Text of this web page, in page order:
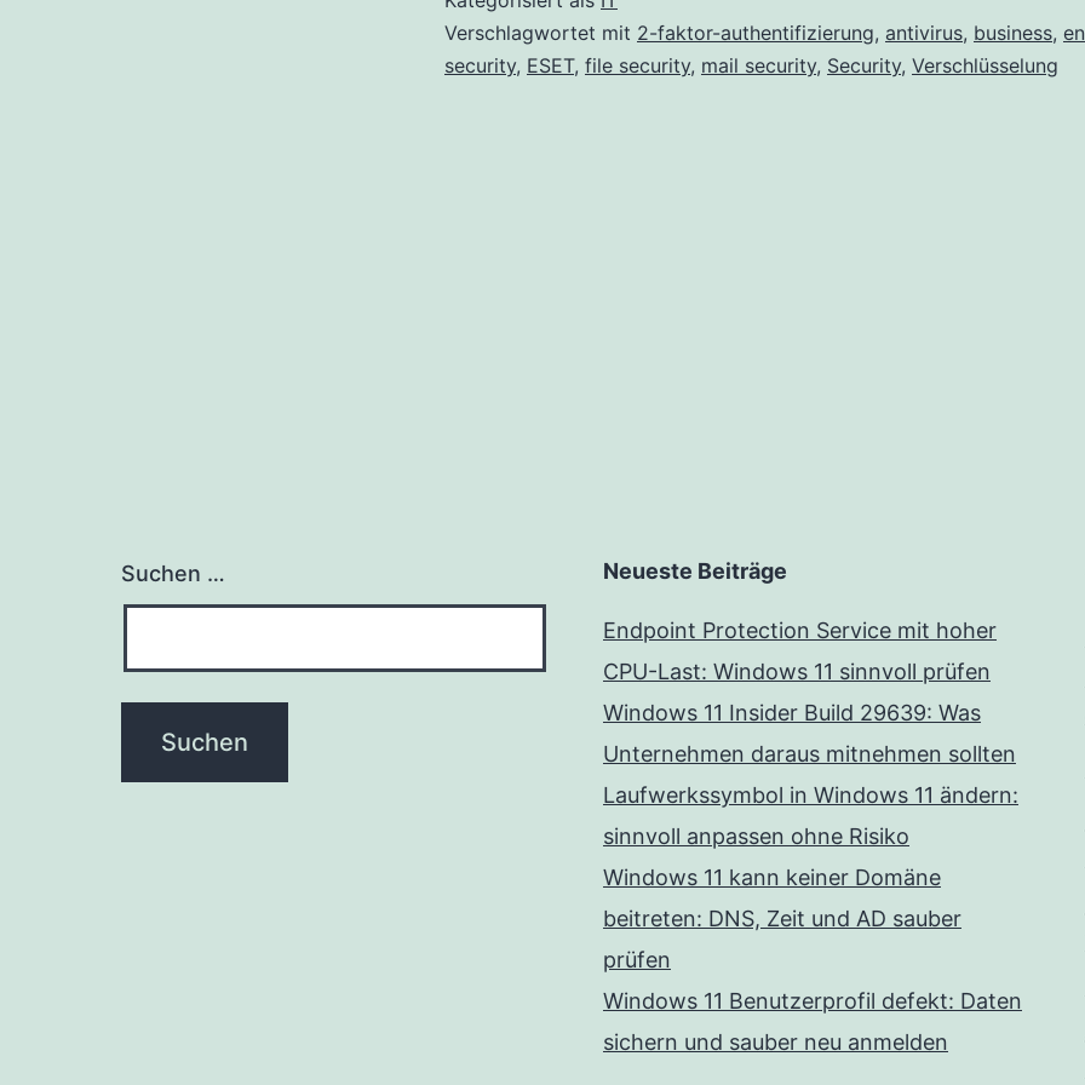
veröffentlicht
Verschlagwortet mit 2-faktor-authentifizierung, antivirus, business,
security, ESET, file security, mail security, Security, Verschlüsselung
Suchen … Neueste Beiträge
Endpoint Protection Service mit hoher
CPU-Last: Windows 11 sinnvoll prüfen
Windows 11 Insider Build 29639: Was
Unternehmen daraus mitnehmen sollten
Laufwerkssymbol in Windows 11 ändern:
sinnvoll anpassen ohne Risiko
Windows 11 kann keiner Domäne
beitreten: DNS, Zeit und AD sauber
prüfen
Windows 11 Benutzerprofil defekt: Daten
sichern und sauber neu anmelden